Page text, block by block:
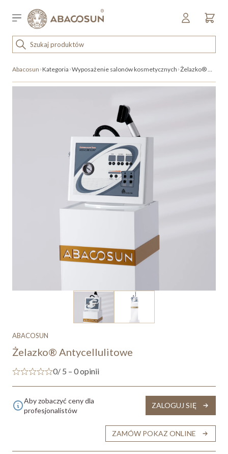
Sklep detaliczny
OUTLET
KOSMETYKI
Abacosun Kategoria Wyposażenie salonów kosmetycznych Żelazko® Antycellulitowe
ABACOSUN
Żelazko® Antycellulitowe
0/ 5 – 0 opinii
Aby zobaczyć ceny dla
profesjonalistów
ZALOGUJ SIĘ
ZAMÓW POKAZ ONLINE